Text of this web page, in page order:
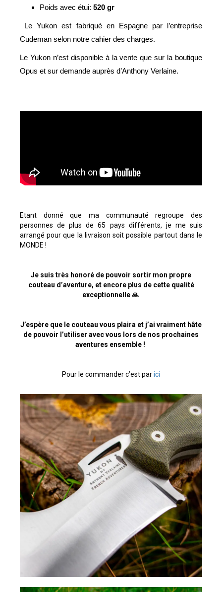
Poids avec étui: 520 gr
Le Yukon est fabriqué en Espagne par l’entreprise
Cudeman selon notre cahier des charges.
Le Yukon n’est disponible à la vente que sur la boutique
Opus et sur demande auprès d’Anthony Verlaine.
Etant donné que ma communauté regroupe des
personnes de plus de 65 pays différents, je me suis
arrangé pour que la livraison soit possible partout dans le
MONDE !
Je suis très honoré de pouvoir sortir mon propre
couteau d’aventure, et encore plus de cette qualité
exceptionnelle 🙏
J’espère que le couteau vous plaira et j’ai vraiment hâte
de pouvoir l’utiliser avec vous lors de nos prochaines
aventures ensemble !
Pour le commander c’est parici